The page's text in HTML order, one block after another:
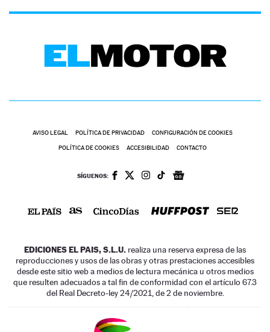
AVISO LEGAL POLÍTICA DE PRIVACIDAD CONFIGURACIÓN DE COOKIES
POLÍTICA DE COOKIES ACCESIBILIDAD CONTACTO
SÍGUENOS:
EDICIONES EL PAIS, S.L.U. realiza una reserva expresa de las
reproducciones y usos de las obras y otras prestaciones accesibles
desde este sitio web a medios de lectura mecánica u otros medios
que resulten adecuados a tal fin de conformidad con el artículo 67.3
del Real Decreto-ley 24/2021, de 2 de noviembre.